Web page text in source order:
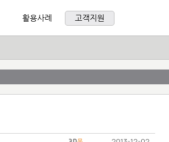
활용사례 고객지원